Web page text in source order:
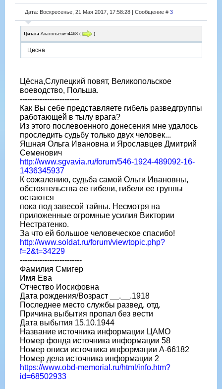
Дата: Воскресенье, 21 Мая 2017, 17:58:28 | Сообщение # 3
Цитата Анатольевич4468 ( )
Цесна
Цёсна,Слупецкий повят, Великопольское
воеводство, Польша.
------------------------
Как Вы себе представляете гибель разведгруппы
работающей в тылу врага?
Из этого послевоенного донесения мне удалось
проследить судьбу только двух человек...
Яшная Ольга Ивановна и Ярославцев Дмитрий
Семенович
http://www.sgvavia.ru/forum/546-1924-489092-16-
1436345937
К сожалению, судьба самой Ольги Ивановны,
обстоятельства ее гибели, гибели ее группы
остаются
пока под завесой тайны. Несмотря на
приложенные огромные усилия Виктории
Нестратенко.
За что ей большое человеческое спасибо!
http://www.soldat.ru/forum/viewtopic.php?
f=2&t=34229
-------------------------
Фамилия Смигер
Имя Ева
Отчество Иосифовна
Дата рождения/Возраст __.__.1918
Последнее место службы развед. отд.
Причина выбытия пропал без вести
Дата выбытия 15.10.1944
Название источника информации ЦАМО
Номер фонда источника информации 58
Номер описи источника информации A-66182
Номер дела источника информации 2
https://www.obd-memorial.ru/html/info.htm?
id=68502933